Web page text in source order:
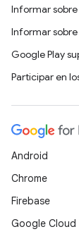
Informar
Informar
Google Play
Participar en
Android
Chrome
Firebase
Google Cloud